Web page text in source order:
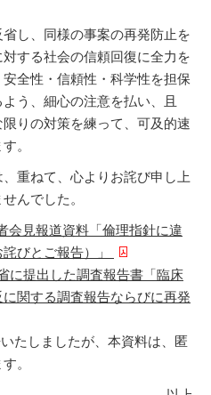
し、同様の事案の再発防止を
する社会の信頼回復に全力を
全性・信頼性・科学性を担保
う、細心の注意を払い、且
りの対策を練って、可及的速
。
重ねて、心よりお詫び申し上
んでした。
会見報道資料「倫理指針に違
びとご報告）」
に提出した調査報告書「臨床
関する調査報告ならびに再発
たしましたが、本資料は、匿
。